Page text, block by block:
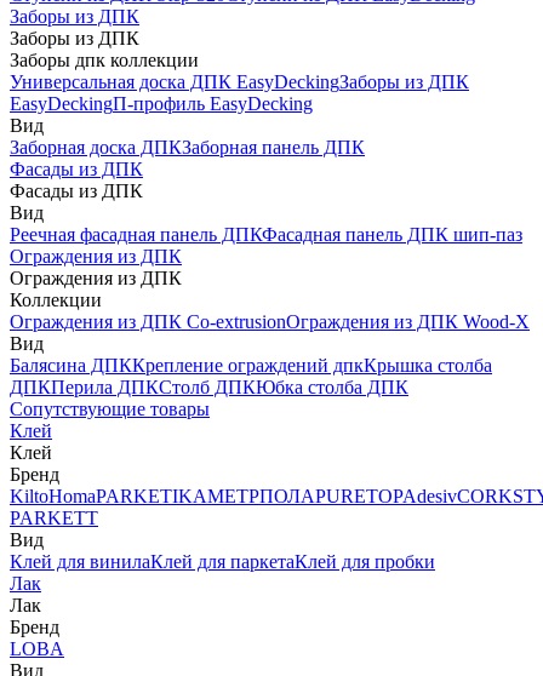
Заборы из ДПК
Заборы из ДПК
Заборы дпк коллекции
Универсальная доска ДПК EasyDeckingЗаборы из ДПК
EasyDeckingП-профиль EasyDecking
Вид
Заборная доска ДПКЗаборная панель ДПК
Фасады из ДПК
Фасады из ДПК
Вид
Реечная фасадная панель ДПКФасадная панель ДПК шип-паз
Ограждения из ДПК
Ограждения из ДПК
Коллекции
Ограждения из ДПК Co-extrusionОграждения из ДПК Wood-X
Вид
Балясина ДПККрепление ограждений дпкКрышка столба
ДПКПерила ДПКСтолб ДПКЮбка столба ДПК
Сопутствующие товары
Клей
Клей
Бренд
KiltoHomaPARKETIKAМЕТРПОЛАPURETOPAdesiv
PARKETT
Вид
Клей для винилаКлей для паркетаКлей для пробки
Лак
Лак
Бренд
LOBA
Вид